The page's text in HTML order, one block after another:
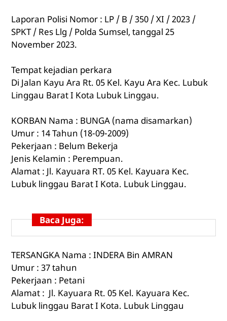
Laporan Polisi Nomor : LP / B / 350 / XI / 2023 /
SPKT / Res Llg / Polda Sumsel, tanggal 25
November 2023.
Tempat kejadian perkara
Di Jalan Kayu Ara Rt. 05 Kel. Kayu Ara Kec. Lubuk
Linggau Barat I Kota Lubuk Linggau.
KORBAN Nama : BUNGA (nama disamarkan)
Umur : 14 Tahun (18-09-2009)
Pekerjaan : Belum Bekerja
Jenis Kelamin : Perempuan.
Alamat : Jl. Kayuara RT. 05 Kel. Kayuara Kec.
Lubuk linggau Barat I Kota. Lubuk Linggau.
Baca Juga:
TERSANGKA Nama : INDERA Bin AMRAN
Umur : 37 tahun
Pekerjaan : Petani
Alamat : Jl. Kayuara Rt. 05 Kel. Kayuara Kec.
Lubuk linggau Barat I Kota. Lubuk Linggau